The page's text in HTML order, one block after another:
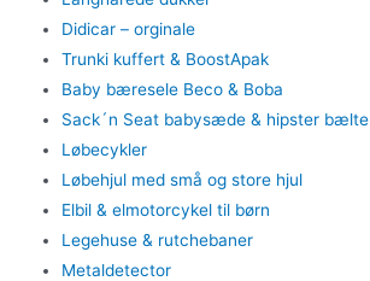
Didicar – orginale
Trunki kuffert & BoostApak
Baby bæresele Beco & Boba
Sack´n Seat babysæde & hipster bælte
Løbecykler
Løbehjul med små og store hjul
Elbil & elmotorcykel til børn
Legehuse & rutchebaner
Metaldetector